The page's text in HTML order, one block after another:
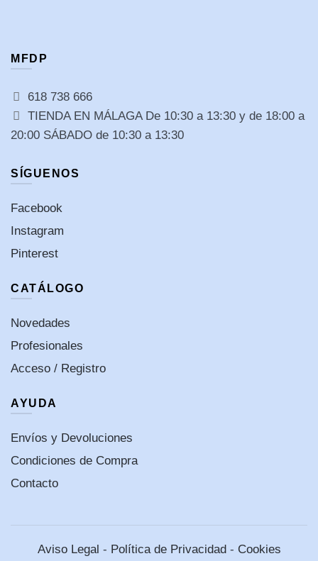
MFDP
618 738 666
TIENDA EN MÁLAGA De 10:30 a 13:30 y de 18:00 a
20:00 SÁBADO de 10:30 a 13:30
SÍGUENOS
Facebook
Instagram
Pinterest
CATÁLOGO
Novedades
Profesionales
Acceso / Registro
AYUDA
Envíos y Devoluciones
Condiciones de Compra
Contacto
Aviso Legal - Política de Privacidad - Cookies